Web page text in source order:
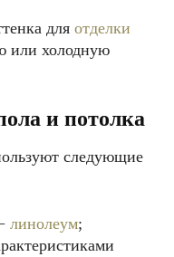
для отделки
или холодную
и потолка
следующие
линолеум;